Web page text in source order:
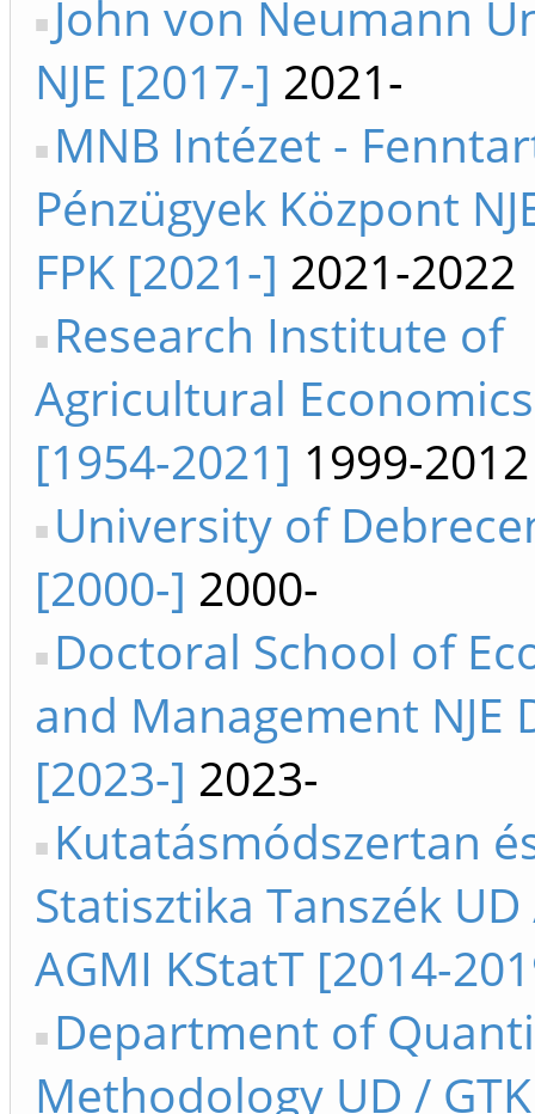
John von Neumann
NJE [2017-] 2021-
MNB Intézet -
Pénzügyek Központ
FPK [2021-] 2021-2022
Research Institute of
Agricultural
[1954-2021] 1999-2012
University of
[2000-] 2000-
Doctoral School of
and Management NJE
[2023-] 2023-
Kutatásmódszertan
Statisztika Tanszék UD
AGMI KStatT [2014-
Department of
Methodology UD /